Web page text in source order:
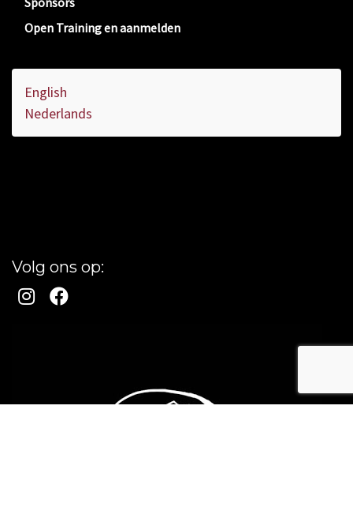
Open Training en aanmelden
English
Nederlands
Volg ons op: